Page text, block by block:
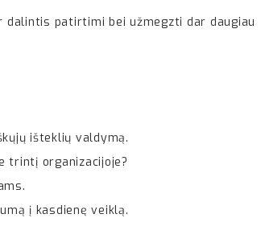
patirtimi bei užmegzti dar daugiau
išteklių valdymą.
trintį organizacijoje?
į kasdienę veiklą.